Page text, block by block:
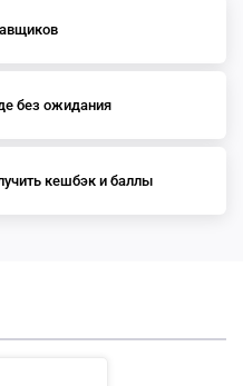
без ожидания
кешбэк и баллы